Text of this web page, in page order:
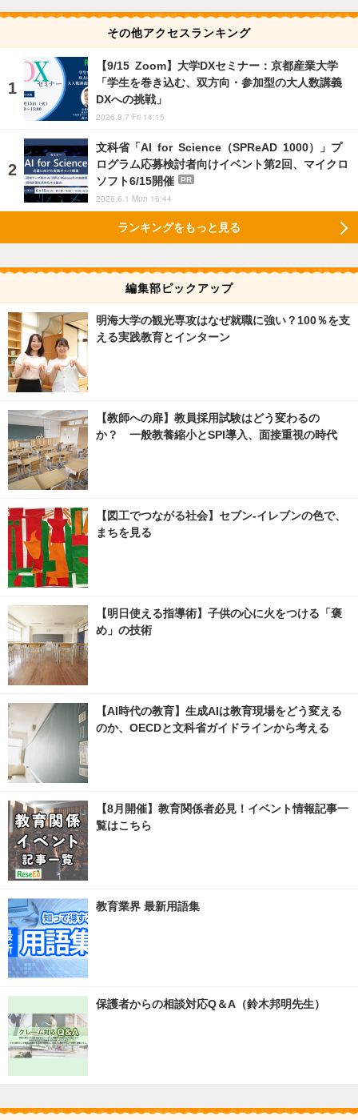
その他アクセスランキング
【9/15 Zoom】大学DXセミナー：京都産業大学
「学生を巻き込む、双方向・参加型の大人数講義
DXへの挑戦」
2026.8.7 Fri 14:15
文科省「AI for Science（SPReAD 1000）」プ
ログラム応募検討者向けイベント第2回、マイクロ
ソフト6/15開催
PR
2026.6.1 Mon 16:44
ランキングをもっと見る
編集部ピックアップ
明海大学の観光専攻はなぜ就職に強い？100％を支
える実践教育とインターン
【教師への扉】教員採用試験はどう変わるの
か？ 一般教養縮小とSPI導入、面接重視の時代
【図工でつながる社会】セブン‐イレブンの色で、
まちを見る
【明日使える指導術】子供の心に火をつける「褒
め」の技術
【AI時代の教育】生成AIは教育現場をどう変える
のか、OECDと文科省ガイドラインから考える
【8月開催】教育関係者必見！イベント情報記事一
覧はこちら
教育業界 最新用語集
保護者からの相談対応Q＆A（鈴木邦明先生）